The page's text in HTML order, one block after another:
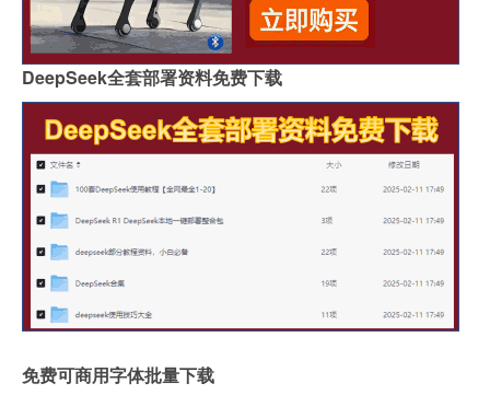
DeepSeek全套部署资料免费下载
免费可商用字体批量下载